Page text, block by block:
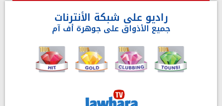
راديو على شبكة الأنترنات
جميع الأذواق على جوهرة أف آم